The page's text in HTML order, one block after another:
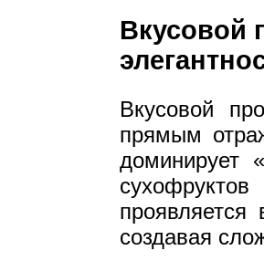
Вкусовой
Вкусовой
прямым
доминирует
создавая